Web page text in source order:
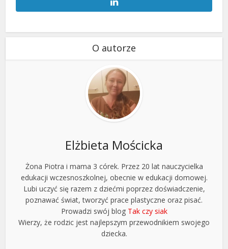
O autorze
Elżbieta Mościcka
Żona Piotra i mama 3 córek. Przez 20 lat nauczycielka
edukacji wczesnoszkolnej, obecnie w edukacji domowej.
Lubi uczyć się razem z dziećmi poprzez doświadczenie,
poznawać świat, tworzyć prace plastyczne oraz pisać.
Prowadzi swój blog Tak czy siak
Wierzy, że rodzic jest najlepszym przewodnikiem swojego
dziecka.